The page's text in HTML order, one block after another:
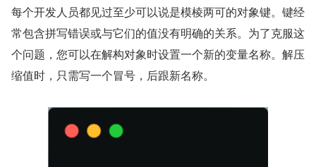
每个开发人员都见过至少可以说是模棱两可的对象键。键经
常包含拼写错误或与它们的值没有明确的关系。为了克服这
个问题，您可以在解构对象时设置一个新的变量名称。解压
缩值时，只需写一个冒号，后跟新名称。